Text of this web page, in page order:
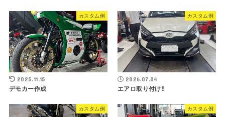
カスタム例
2025.11.15
デモカー作成
カスタム例
2026.07.04
エアロ取り付け‼︎
カスタム例 カスタム例